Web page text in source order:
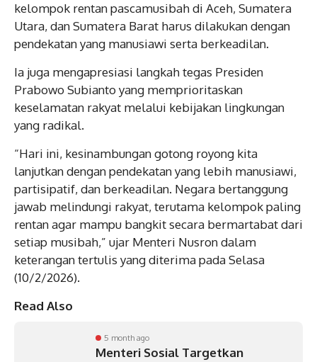
kelompok rentan pascamusibah di Aceh, Sumatera
Utara, dan Sumatera Barat harus dilakukan dengan
pendekatan yang manusiawi serta berkeadilan.
Ia juga mengapresiasi langkah tegas Presiden
Prabowo Subianto yang memprioritaskan
keselamatan rakyat melalui kebijakan lingkungan
yang radikal.
“Hari ini, kesinambungan gotong royong kita
lanjutkan dengan pendekatan yang lebih manusiawi,
partisipatif, dan berkeadilan. Negara bertanggung
jawab melindungi rakyat, terutama kelompok paling
rentan agar mampu bangkit secara bermartabat dari
setiap musibah,” ujar Menteri Nusron dalam
keterangan tertulis yang diterima pada Selasa
(10/2/2026).
Read Also
5 month ago
Menteri Sosial Targetkan